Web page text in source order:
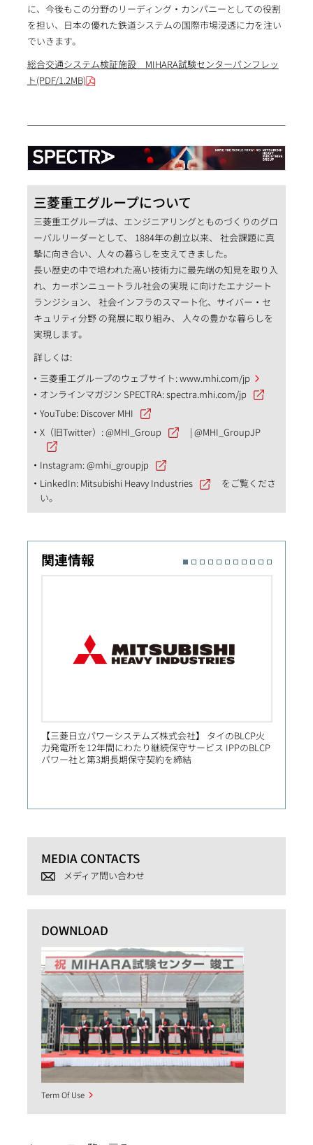
に、今後もこの分野のリーディング・カンパニーとしての役割
を担い、日本の優れた鉄道システムの国際市場浸透に力を注い
でいきます。
総合交通システム検証施設 MIHARA試験センターパンフレッ
ト(PDF/1.2MB)
三菱重工グループについて
三菱重工グループは、エンジニアリングとものづくりのグロ
ーバルリーダーとして、 1884年の創立以来、 社会課題に真
摯に向き合い、人々の暮らしを支えてきました。
長い歴史の中で培われた高い技術力に最先端の知見を取り入
れ、カーボンニュートラル社会の実現 に向けたエナジート
ランジション、 社会インフラのスマート化、サイバー・セ
キュリティ分野 の発展に取り組み、 人々の豊かな暮らしを
実現します。
詳しくは:
三菱重工グループのウェブサイト:www.mhi.com/jp
オンラインマガジン SPECTRA:spectra.mhi.com/jp
YouTube: Discover MHI
X（旧Twitter）:@MHI_Group |@MHI_GroupJP
Instagram:@mhi_groupjp
LinkedIn: Mitsubishi Heavy Industries
をご覧くださ
い。
関連情報
【三菱日立パワーシステムズ株式会社】 タイのBLCP火
力発電所を12年間にわたり継続保守サービス IPPのBLCP
パワー社と第3期長期保守契約を締結
MEDIA CONTACTS
メディア問い合わせ
DOWNLOAD
Term Of Use